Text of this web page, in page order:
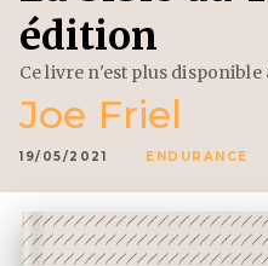
édition
Ce livre n'est plus disponible
Joe Friel
19/05/2021 ENDURANCE